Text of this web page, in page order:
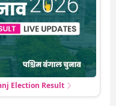
Election Result